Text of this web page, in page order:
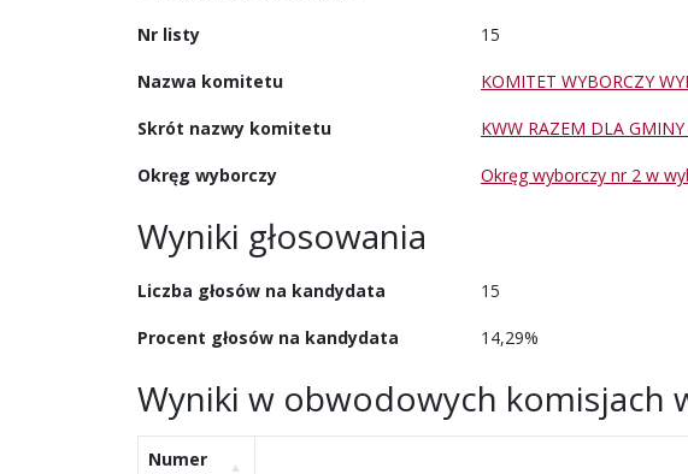
Nr listy 15
Nazwa komitetu KOMITET WYBORCZY
Skrót nazwy komitetu KWW RAZEM DLA GMINY
Okręg wyborczy Okręg wyborczy nr 2 w
Wyniki głosowania
Liczba głosów na kandydata 15
Procent głosów na kandydata 14,29%
Wyniki w obwodowych komisjach
Numer